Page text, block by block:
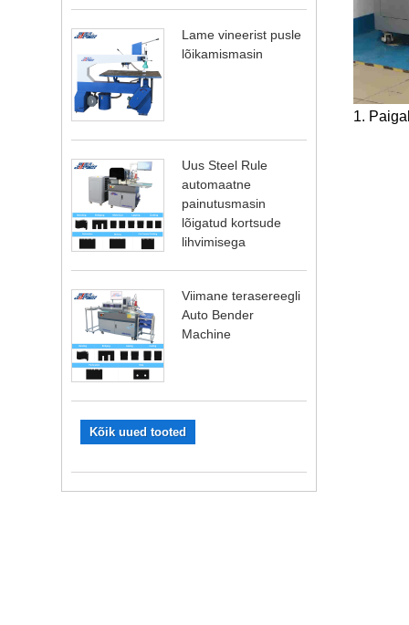
Lame vineerist pusle
lõikamismasin
Uus Steel Rule
automaatne
painutusmasin
lõigatud kortsude
lihvimisega
Viimane terasereegli
Auto Bender
Machine
Kõik uued tooted
1.